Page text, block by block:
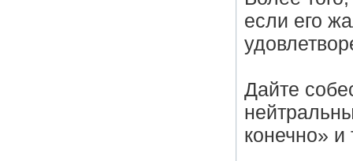
если его
Дайте
конечно» и